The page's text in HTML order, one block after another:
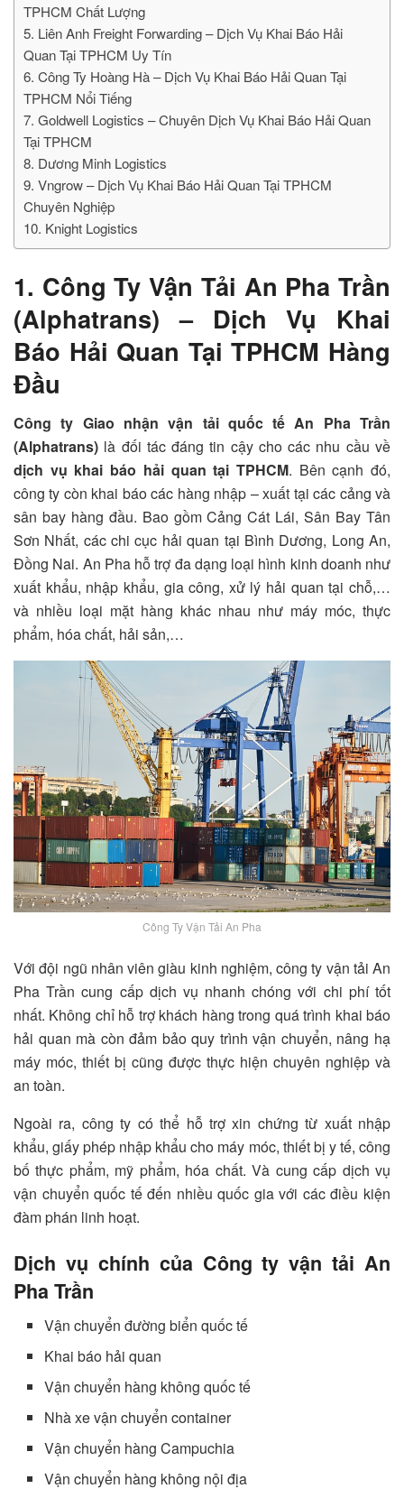
TPHCM Chất Lượng
5. Liên Anh Freight Forwarding – Dịch Vụ Khai Báo Hải
Quan Tại TPHCM Uy Tín
6. Công Ty Hoàng Hà – Dịch Vụ Khai Báo Hải Quan Tại
TPHCM Nổi Tiếng
7. Goldwell Logistics – Chuyên Dịch Vụ Khai Báo Hải Quan
Tại TPHCM
8. Dương Minh Logistics
9. Vngrow – Dịch Vụ Khai Báo Hải Quan Tại TPHCM
Chuyên Nghiệp
10. Knight Logistics
1. Công Ty Vận Tải An Pha Trần
(Alphatrans) – Dịch Vụ Khai
Báo Hải Quan Tại TPHCM Hàng
Đầu
Công ty Giao nhận vận tải quốc tế An Pha Trần
(Alphatrans) là đối tác đáng tin cậy cho các nhu cầu về
dịch vụ khai báo hải quan tại TPHCM. Bên cạnh đó,
công ty còn khai báo các hàng nhập – xuất tại các cảng và
sân bay hàng đầu. Bao gồm Cảng Cát Lái, Sân Bay Tân
Sơn Nhất, các chi cục hải quan tại Bình Dương, Long An,
Đồng Nai. An Pha hỗ trợ đa dạng loại hình kinh doanh như
xuất khẩu, nhập khẩu, gia công, xử lý hải quan tại chỗ,…
và nhiều loại mặt hàng khác nhau như máy móc, thực
phẩm, hóa chất, hải sản,…
Công Ty Vận Tải An Pha
Với đội ngũ nhân viên giàu kinh nghiệm, công ty vận tải An
Pha Trần cung cấp dịch vụ nhanh chóng với chi phí tốt
nhất. Không chỉ hỗ trợ khách hàng trong quá trình khai báo
hải quan mà còn đảm bảo quy trình vận chuyển, nâng hạ
máy móc, thiết bị cũng được thực hiện chuyên nghiệp và
an toàn.
Ngoài ra, công ty có thể hỗ trợ xin chứng từ xuất nhập
khẩu, giấy phép nhập khẩu cho máy móc, thiết bị y tế, công
bố thực phẩm, mỹ phẩm, hóa chất. Và cung cấp dịch vụ
vận chuyển quốc tế đến nhiều quốc gia với các điều kiện
đàm phán linh hoạt.
Dịch vụ chính của Công ty vận tải An
Pha Trần
Vận chuyển đường biển quốc tế
Khai báo hải quan
Vận chuyển hàng không quốc tế
Nhà xe vận chuyển container
Vận chuyển hàng Campuchia
Vận chuyển hàng không nội địa